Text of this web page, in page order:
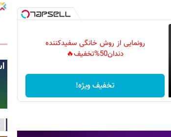
رونمایی از روش خانگی سفیدکننده
دندان50%تخفیف🔥
تخفیف ویژه!